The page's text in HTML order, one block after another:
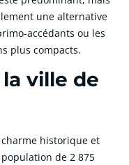
une alternative
accédants ou les
plus compacts.
ville de
historique et
de 2 875